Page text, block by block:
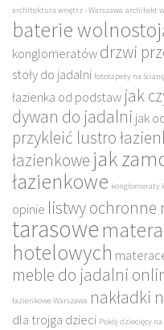
architektura wnętrz - Warszawa architekt
baterie
konglomeratówdrzwi
stoły do jadalni fototapety na
łazienka od podstaw jak
dywan do jadalni jak
przykleić lustro
łazienkowe jak
łazienkowe konglomeraty
opinie listwy ochronne
tarasowe
hotelowych
meble do jadalni
łazienkowe Warszawa nakładki
dla trojga dzieci Pokój dziecięcy